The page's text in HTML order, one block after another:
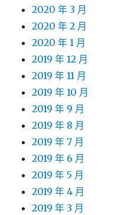
2020 年 3 月
2020 年 2 月
2020 年 1 月
2019 年 12 月
2019 年 11 月
2019 年 10 月
2019 年 9 月
2019 年 8 月
2019 年 7 月
2019 年 6 月
2019 年 5 月
2019 年 4 月
2019 年 3 月